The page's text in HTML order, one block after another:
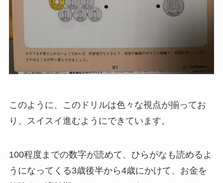
このように、このドリルは色々な視点が揃ってお
り、スイスイ進むようにできています。
100程度までの数字が読めて、ひらがなも読めるよ
うになってくる3歳後半から4歳にかけて、お金を